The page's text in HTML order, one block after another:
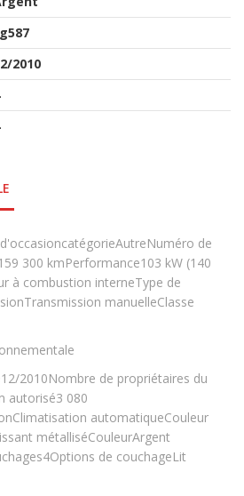
2010
de
300 kmPerformance103 kW (140
à combustion interneType de
manuelleClasse
2010Nombre de propriétaires du
autorisé3 080
automatiqueCouleur
métalliséCouleurArgent
de couchageLit